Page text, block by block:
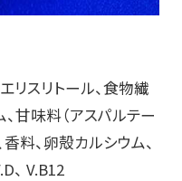
リスリトール、食物繊
甘味料（アスパルテー
料、卵殻カルシウム、
、 V.B12